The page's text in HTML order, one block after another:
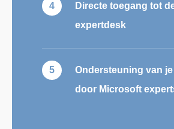
Directe toegang tot
expertdesk
Ondersteuning van
door Microsoft